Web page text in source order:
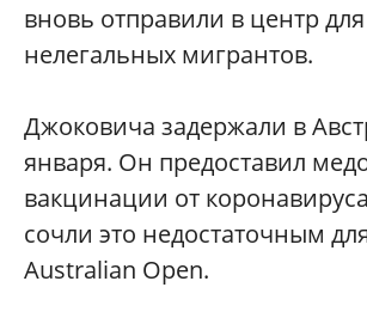
вновь отправили в центр для
нелегальных мигрантов.
Джоковича задержали в
января. Он предоставил
вакцинации от
сочли это недостаточным
Australian Open.